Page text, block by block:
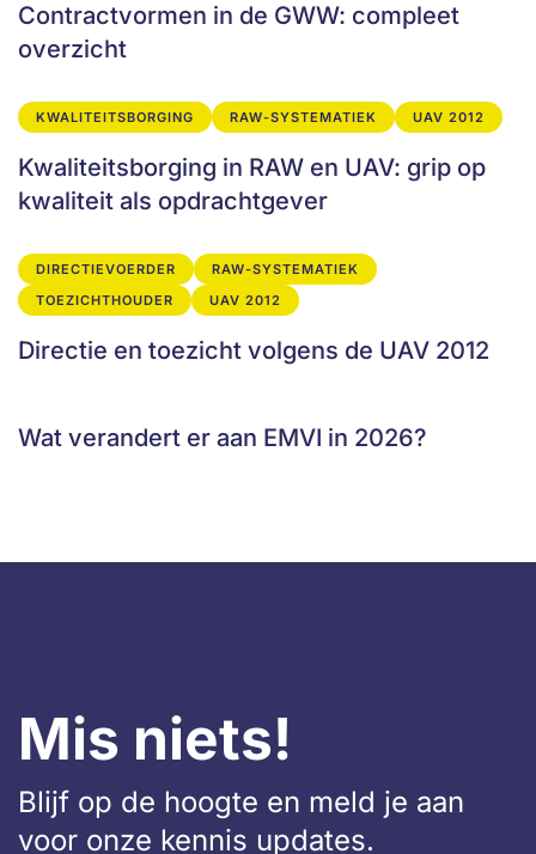
Contractvormen in de GWW: compleet
overzicht
KWALITEITSBORGING RAW-SYSTEMATIEK UAV 2012
Kwaliteitsborging in RAW en UAV: grip op
kwaliteit als opdrachtgever
DIRECTIEVOERDER
RAW-SYSTEMATIEK
TOEZICHTHOUDER
UAV 2012
Directie en toezicht volgens de UAV 2012
Wat verandert er aan EMVI in 2026?
Mis niets!
Blijf op de hoogte en meld je aan
voor onze kennis updates.